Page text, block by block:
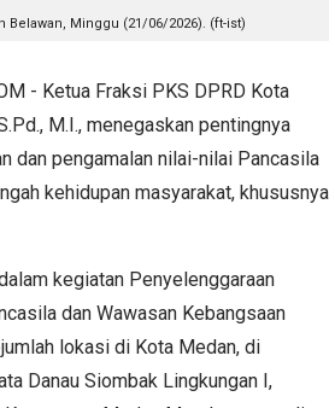
Belawan, Minggu (21/06/2026). (ft-ist)
- Ketua Fraksi PKS DPRD Kota
M.I., menegaskan pentingnya
dan pengamalan nilai-nilai Pancasila
kehidupan masyarakat, khususnya
kegiatan Penyelenggaraan
dan Wawasan Kebangsaan
lokasi di Kota Medan, di
Danau Siombak Lingkungan I,